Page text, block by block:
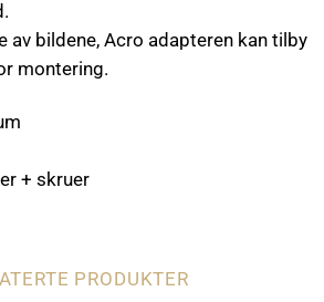
av bildene, Acro adapteren kan tilby
montering.
+ skruer
PRODUKTER